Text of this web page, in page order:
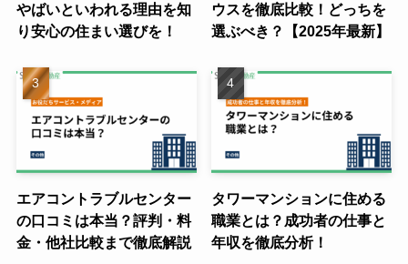
やばいといわれる理由を知
り安心の住まい選びを！
ウスを徹底比較！どっちを
選ぶべき？【2025年最新】
エアコントラブルセンター
の口コミは本当？評判・料
金・他社比較まで徹底解説
タワーマンションに住める
職業とは？成功者の仕事と
年収を徹底分析！